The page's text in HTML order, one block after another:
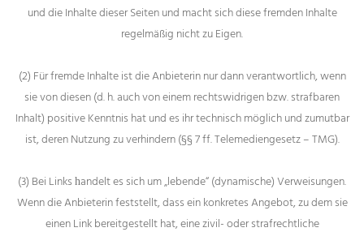
und die Inhalte dieser Seiten und macht sich diese fremden Inhalte
regelmäßig nicht zu Eigen.
(2) Für fremde Inhalte ist die Anbieterin nur dann verantwortlich, wenn
sie von diesen (d. h. auch von einem rechtswidrigen bzw. strafbaren
Inhalt) positive Kenntnis hat und es ihr technisch möglich und zumutbar
ist, deren Nutzung zu verhindern (§§ 7 ff. Telemediengesetz – TMG).
(3) Bei Links һandelt es sich um „lebende“ (dynamische) Verweisungen.
Wenn die Anbieterin feststellt, dass ein konkretes Angebot, zu dem sie
einen Link bereitgestellt hat, eine zivil- oder strafrechtliche